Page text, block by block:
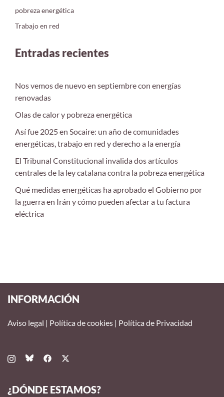
pobreza energética
Trabajo en red
Entradas recientes
Nos vemos de nuevo en septiembre con energías
renovadas
Olas de calor y pobreza energética
Así fue 2025 en Socaire: un año de comunidades
energéticas, trabajo en red y derecho a la energía
El Tribunal Constitucional invalida dos artículos
centrales de la ley catalana contra la pobreza energética
Qué medidas energéticas ha aprobado el Gobierno por
la guerra en Irán y cómo pueden afectar a tu factura
eléctrica
INFORMACIÓN
Aviso legal | Política de cookies | Política de Privacidad
¿DÓNDE ESTAMOS?